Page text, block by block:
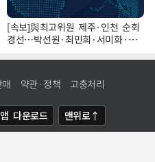
[속보]與최고위원 제주·인천 순회
경선…박선원·최민희·서미화·한
민수·김용 순
약관·정책 고충처리
앱 다운로드 맨위로↑